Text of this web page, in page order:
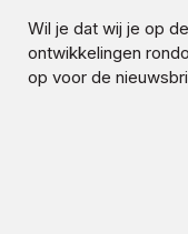
Wil je dat wij je op
ontwikkelingen
op voor de